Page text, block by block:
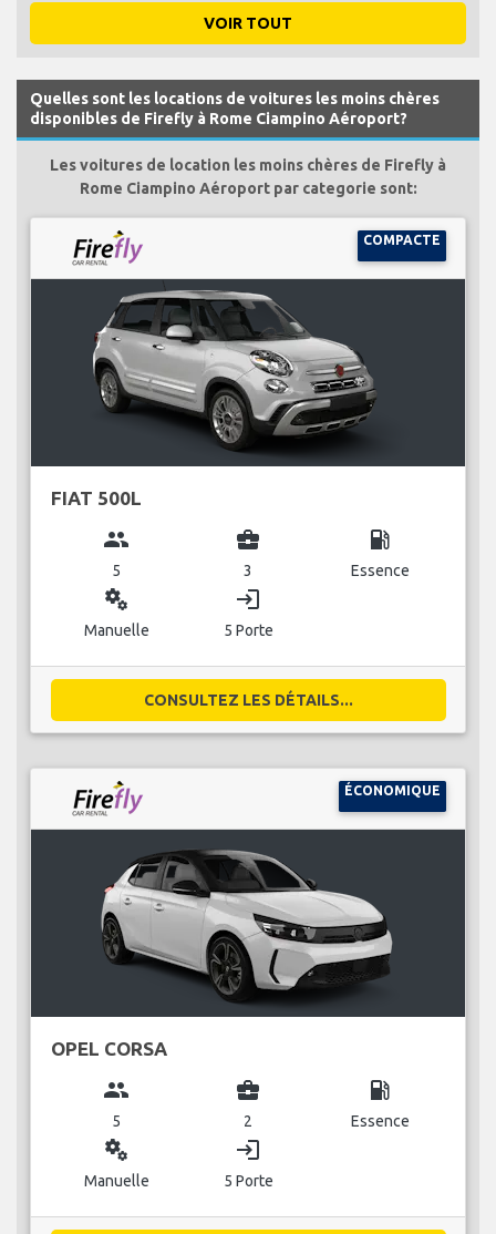
VOIR TOUT
Quelles sont les locations de voitures les moins chères
disponibles de Firefly à Rome Ciampino Aéroport?
Les voitures de location les moins chères de Firefly à
Rome Ciampino Aéroport par categorie sont:
COMPACTE
FIAT 500L
group
5
business_center
3
local_gas_station
Essence
miscellaneous_services
Manuelle
login
5 Porte
CONSULTEZ LES DÉTAILS...
ÉCONOMIQUE
OPEL CORSA
group
5
business_center
2
local_gas_station
Essence
miscellaneous_services
Manuelle
login
5 Porte